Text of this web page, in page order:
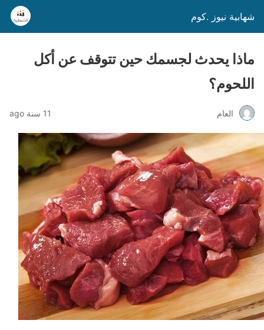
شهابية نيوز .كوم
ماذا يحدث لجسمك حين تتوقف عن أكل
اللحوم؟
العام 11 سنة ago